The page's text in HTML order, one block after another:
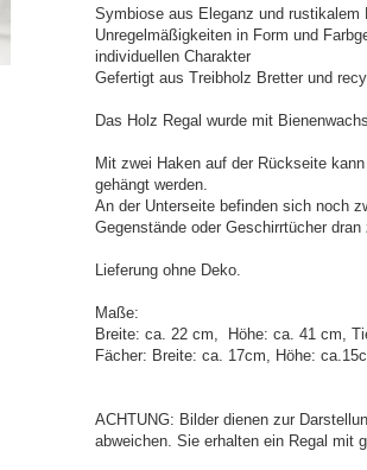
Symbiose aus Eleganz und rustikalem
Unregelmäßigkeiten in Form und
individuellen Charakter
Gefertigt aus Treibholz Bretter und
Das Holz Regal wurde mit
Mit zwei Haken auf der Rückseite
gehängt werden.
An der Unterseite befinden sich noch
Gegenstände oder Geschirrtücher dran
Lieferung ohne Deko.
Maße:
Breite: ca. 22 cm, Höhe: ca. 41 cm,
Fächer: Breite: ca. 17cm, Höhe:
ACHTUNG: Bilder dienen zur
abweichen. Sie erhalten ein Regal mit